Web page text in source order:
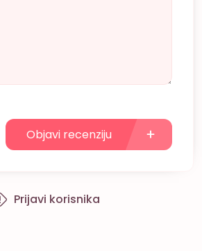
Objavi recenziju
Prijavi korisnika